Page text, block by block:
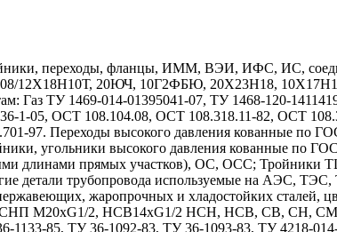
переходы, фланцы, ИММ, ВЭИ, ИФС, ИС,
12Х18Н10Т, 20ЮЧ, 10Г2ФБЮ, 20Х23Н18,
ТУ 1469-014-01395041-07, ТУ 1468-120-
1-05, ОСТ 108.104.08, ОСТ 108.318.11-82, ОСТ
97. Переходы высокого давления кованные по
угольники высокого давления кованные по
длинами прямых участков), ОС, ОСС;
детали трубопровода используемые на АЭС,
жаропрочных и хладостойких
М20хG1/2, НСВ14хG1/2 НСН, НСВ, СВ, СН,
85, ТУ 36-1092-83, ТУ 36-1093-83, ТУ 4218-